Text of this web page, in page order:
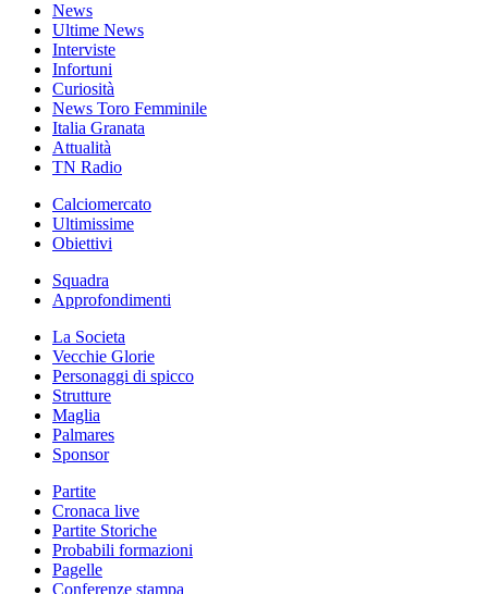
News
Ultime News
Interviste
Infortuni
Curiosità
News Toro Femminile
Italia Granata
Attualità
TN Radio
Calciomercato
Ultimissime
Obiettivi
Squadra
Approfondimenti
La Societa
Vecchie Glorie
Personaggi di spicco
Strutture
Maglia
Palmares
Sponsor
Partite
Cronaca live
Partite Storiche
Probabili formazioni
Pagelle
Conferenze stampa